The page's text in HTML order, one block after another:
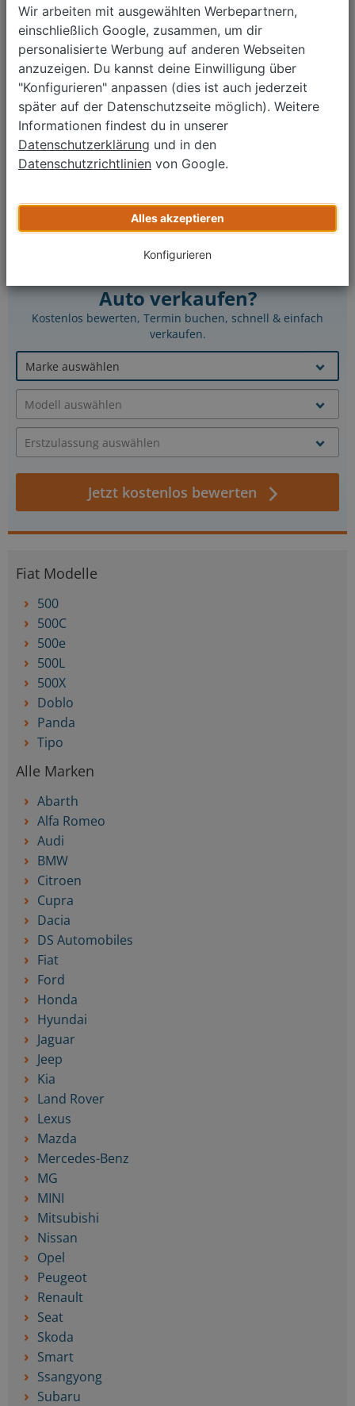
Fiat Panda 1.2
01/2021
43.551 km
Schaltgetriebe
Benzin
51 kW (70 PS)
≈ 133 g CO₂/km (Komb.) ≈ 5,9 l/100 km (Komb.)
Auto verkaufen?
Kostenlos bewerten, Termin buchen, schnell & einfach
verkaufen.
Jetzt kostenlos bewerten
Fiat Modelle
500
500C
500e
500L
500X
Doblo
Panda
Tipo
Alle Marken
Abarth
Alfa Romeo
Audi
BMW
Citroen
Cupra
Dacia
DS Automobiles
Fiat
Ford
Honda
Hyundai
Jaguar
Jeep
Kia
Land Rover
Lexus
Mazda
Mercedes-Benz
MG
MINI
Mitsubishi
Nissan
Opel
Peugeot
Renault
Seat
Skoda
Smart
Ssangyong
Subaru
Wir arbeiten mit ausgewählten Werbepartnern,
einschließlich Google, zusammen, um dir
personalisierte Werbung auf anderen Webseiten
anzuzeigen. Du kannst deine Einwilligung über
"Konfigurieren" anpassen (dies ist auch jederzeit
später auf der Datenschutzseite möglich). Weitere
Informationen findest du in unserer
Datenschutzerklärung und in den
Datenschutzrichtlinien von Google.
Alles akzeptieren
Konfigurieren